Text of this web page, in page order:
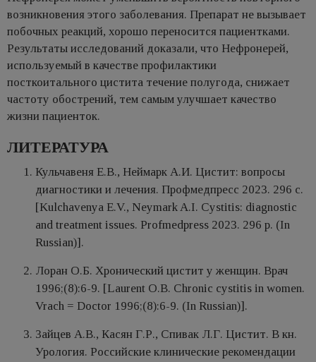
возникновения этого заболевания. Препарат не вызывает
побочных реакций, хорошо переносится пациентками.
Результаты исследований доказали, что Нефронерей,
используемый в качестве профилактики
посткоитального цистита течение полугода, снижает
частоту обострений, тем самым улучшает качество
жизни пациенток.
ЛИТЕРАТУРА
Кульчавеня Е.В., Неймарк А.И. Цистит: вопросы
диагностики и лечения. Профмедпресс 2023. 296 с.
[Kulchavenya E.V., Neymark A.I. Cystitis: diagnostic
and treatment issues. Profmedpress 2023. 296 р. (In
Russian)].
Лоран О.Б. Хронический цистит у женщин. Врач
1996;(8):6-9. [Laurent O.B. Chronic cystitis in women.
Vrach = Doctor 1996;(8):6-9. (In Russian)].
Зайцев А.В., Касян Г.Р., Спивак Л.Г. Цистит. В кн.
Урология. Российские клинические рекомендации